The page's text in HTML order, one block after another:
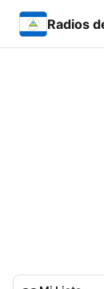
Radios